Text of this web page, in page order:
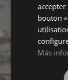
bouton «
Más